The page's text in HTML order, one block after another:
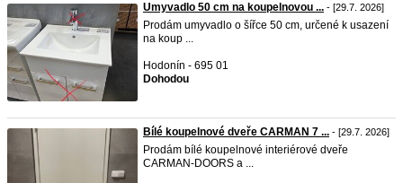
Umyvadlo 50 cm na koupelnovou ... - [29.7. 2026]
Prodám umyvadlo o šířce 50 cm, určené k usazení
na koup ...
Hodonín - 695 01
Dohodou
Bílé koupelnové dveře CARMAN 7 ... - [29.7. 2026]
Prodám bílé koupelnové interiérové dveře
CARMAN-DOORS a ...